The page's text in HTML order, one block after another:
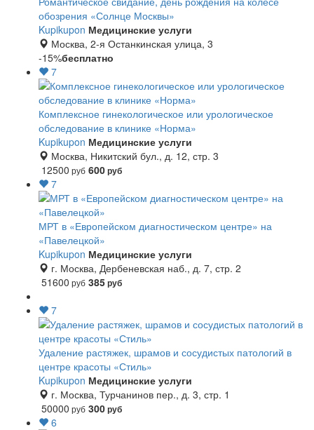
обозрения «Солнце Москвы»
Kupikupon Медицинские услуги
Москва, 2-я Останкинская улица, 3
-15%бесплатно
7
Комплексное гинекологическое или урологическое
обследование в клинике «Норма»
Kupikupon Медицинские услуги
Москва, Никитский бул., д. 12, стр. 3
12500 руб 600руб
7
МРТ в «Европейском диагностическом центре» на
«Павелецкой»
Kupikupon Медицинские услуги
г. Москва, Дербеневская наб., д. 7, стр. 2
51600 руб 385руб
7
Удаление растяжек, шрамов и сосудистых патологий в
центре красоты «Стиль»
Kupikupon Медицинские услуги
г. Москва, Турчанинов пер., д. 3, стр. 1
50000 руб 300руб
6